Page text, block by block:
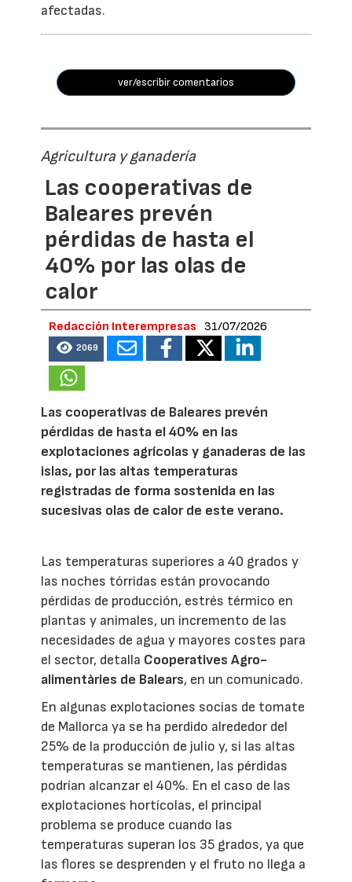
afectadas.
ver/escribir comentarios
Agricultura y ganadería
Las cooperativas de
Baleares prevén
pérdidas de hasta el
40% por las olas de
calor
Redacción Interempresas 31/07/2026
2069
Las cooperativas de Baleares prevén
pérdidas de hasta el 40% en las
explotaciones agrícolas y ganaderas de las
islas, por las altas temperaturas
registradas de forma sostenida en las
sucesivas olas de calor de este verano.
Las temperaturas superiores a 40 grados y
las noches tórridas están provocando
pérdidas de producción, estrés térmico en
plantas y animales, un incremento de las
necesidades de agua y mayores costes para
el sector, detalla Cooperatives Agro-
alimentàries de Balears, en un comunicado.
En algunas explotaciones socias de tomate
de Mallorca ya se ha perdido alrededor del
25% de la producción de julio y, si las altas
temperaturas se mantienen, las pérdidas
podrían alcanzar el 40%. En el caso de las
explotaciones hortícolas, el principal
problema se produce cuando las
temperaturas superan los 35 grados, ya que
las flores se desprenden y el fruto no llega a